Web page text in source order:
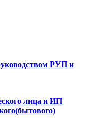
РУП и
лица и ИП